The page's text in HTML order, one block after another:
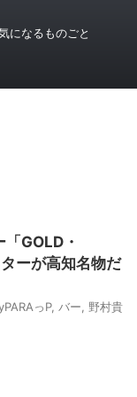
になるものごと
GOLD・
ーが高知名物だ
っP, バー
野村貴